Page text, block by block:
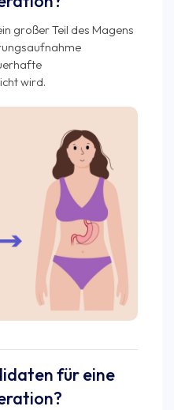
großer Teil des Magens
wird.
für eine